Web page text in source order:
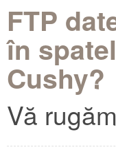
FTP
în
Cushy?
Vă